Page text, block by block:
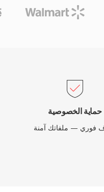
حماية الخصوصية